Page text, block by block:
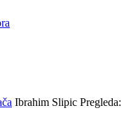
Ibrahim Slipic Pregleda: